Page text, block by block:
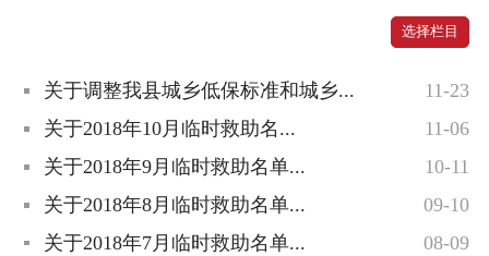
选择栏目
关于调整我县城乡低保标准和城乡...
11-23
关于2018年10月临时救助名...
11-06
关于2018年9月临时救助名单...
10-11
关于2018年8月临时救助名单...
09-10
关于2018年7月临时救助名单...
08-09